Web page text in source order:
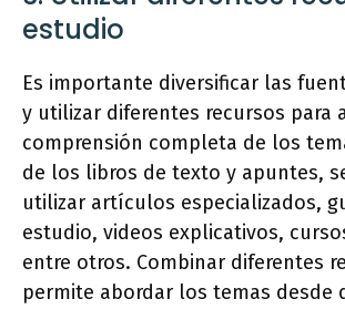
estudio
Es importante diversificar las
y utilizar diferentes recursos para
comprensión completa de los
de los libros de texto y apuntes,
utilizar artículos especializados,
estudio, videos explicativos,
entre otros. Combinar diferentes
permite abordar los temas desde